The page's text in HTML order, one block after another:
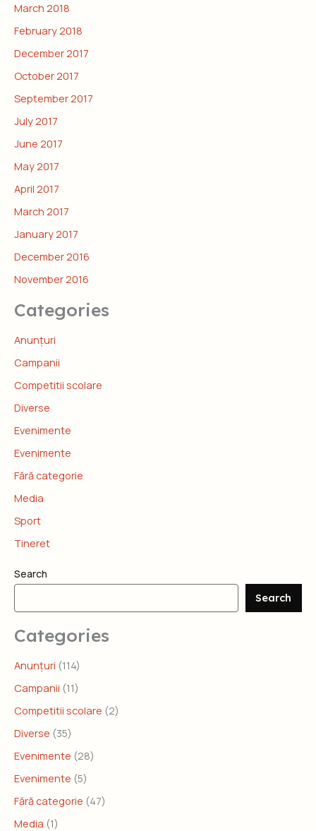
March 2018
February 2018
December 2017
October 2017
September 2017
July 2017
June 2017
May 2017
April 2017
March 2017
January 2017
December 2016
November 2016
Categories
Anunțuri
Campanii
Competitii scolare
Diverse
Evenimente
Evenimente
Fără categorie
Media
Sport
Tineret
Search
Search
Categories
Anunțuri (114)
Campanii (11)
Competitii scolare (2)
Diverse (35)
Evenimente (28)
Evenimente (5)
Fără categorie (47)
Media (1)